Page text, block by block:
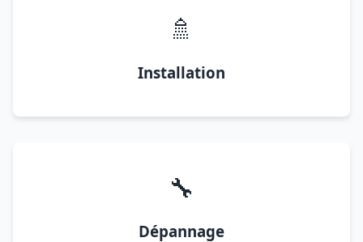
🚿
Installation
🔧
Dépannage